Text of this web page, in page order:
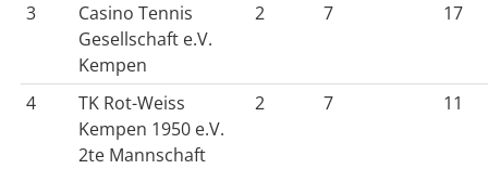
3
Casino Tennis
Gesellschaft e.V.
Kempen
2 7 17
4
TK Rot-Weiss
Kempen 1950 e.V.
2te Mannschaft
2 7 11